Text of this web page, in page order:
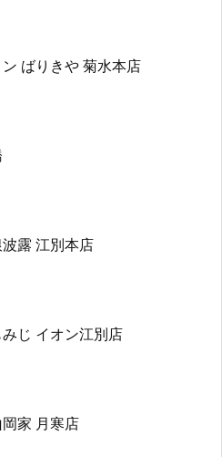
ばりきや 菊水本店
露 江別本店
じ イオン江別店
家 月寒店